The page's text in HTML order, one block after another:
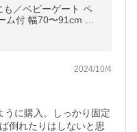
も／ベビーゲート ペ
ム付 幅70〜91cm 突
ん ペット 犬 リビン
2024/10/4
うに購入。しっかり固定
倒れたりはしないと思